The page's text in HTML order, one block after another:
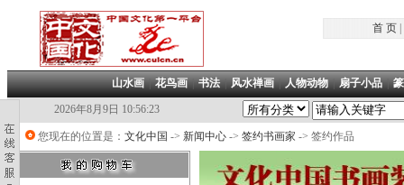
首 页|
山水画|花鸟画|书法|风水禅画|人物动物|扇子小品|
2026年8月9日 10:56:24
您现在的位置是： 文化中国 -> 新闻中心 -> 签约书画家 -> 签约作品